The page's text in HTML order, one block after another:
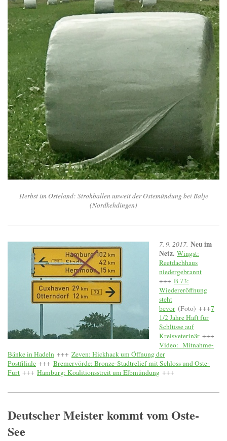
Herbst im Osteland: Strohballen unweit der Ostemündung bei Balje
(Nordkehdingen)
7. 9. 2017. Neu im
Netz. Wingst:
Reetdachhaus
niedergebrannt
+++ B 73:
Wiedereröffnung
steht
bevor (Foto) +++7
1/2 Jahre Haft für
Schlüsse auf
Kreisveterinär +++
Video: Mitnahme-
Bänke in Hadeln +++ Zeven: Hickhack um Öffnung der
Postfiliale +++ Bremervörde: Bronze-Stadtrelief mit Schloss und Oste-
Furt +++ Hamburg: Koalitionsstreit um Elbmündung +++
Deutscher Meister kommt vom Oste-
See